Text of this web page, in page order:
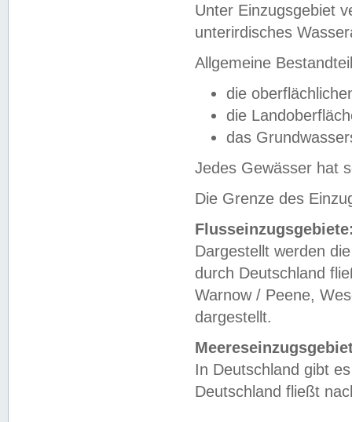
Unter Einzugsgebiet
unterirdisches
Allgemeine
die
die
das
Jedes Gewässer hat
Die Grenze des
Dargestellt werden
durch Deutschland
Warnow / Peene,
dargestellt.
In Deutschland gibt
Deutschland fließt